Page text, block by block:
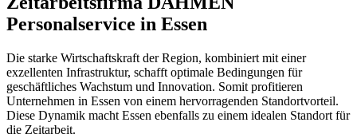
Personalservice in Essen
Die starke Wirtschaftskraft der Region, kombiniert mit einer
exzellenten Infrastruktur, schafft optimale Bedingungen für
geschäftliches Wachstum und Innovation. Somit profitieren
Unternehmen in Essen von einem hervorragenden Standortvorteil.
Diese Dynamik macht Essen ebenfalls zu einem idealen Standort für
die Zeitarbeit.